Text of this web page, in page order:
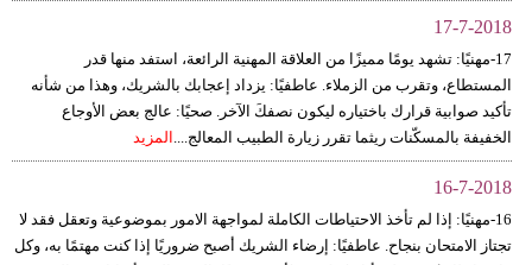
17-7-2018
17-مهنيًا: تشهد يومًا مميزًا من العلاقة المهنية الرائعة، استفد منها قدر
المستطاع، وتقرب من الزملاء. عاطفيًا: يزداد إعجابك بالشريك، وهذا من شأنه
تأكيد صوابية قرارك باختياره ليكون نصفكَ الآخر. صحيًا: عالج بعض الأوجاع
الخفيفة بالمسكّنات ريثما تقرر زيارة الطبيب المعالج.... المزيد
16-7-2018
16-مهنيًا: إذا لم تأخذ الاحتياطات الكاملة لمواجهة الامور بموضوعية وتعقل فقد لا
تجتاز الامتحان بنجاح. عاطفيًا: إرضاء الشريك أصبح ضروريًا إذا كنت مهتمًا به، وكل